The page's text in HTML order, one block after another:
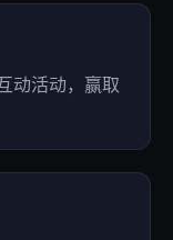
动活动，赢取